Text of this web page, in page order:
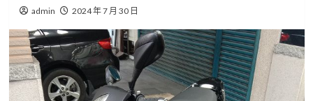
admin 2024 年 7 月 30 日